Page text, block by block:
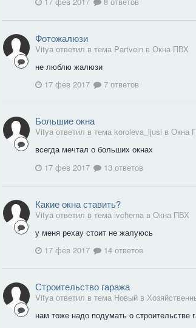
Фотожалюзи
Vitya ответил в тема Partvein в Окна ПВХ
не люблю жалюзи
17 фев 2017
7 ответов
Большие окна
Vitya ответил в тема koroleva_ljusi в Окна
всегда мечтал о больших окнах
17 фев 2017
13 ответов
Какие окна ставить?
Vitya ответил в тема ivcherna в Окна ПВХ
у меня рехау стоит не жалуюсь
17 фев 2017
14 ответов
Строительство гаража
Vitya ответил в тема Новый в
нам тоже надо подумать о строительстве